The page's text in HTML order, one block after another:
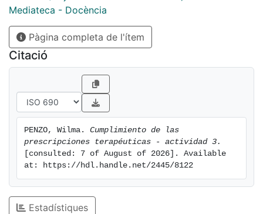
Mediateca - Docència
Pàgina completa de l'ítem
Citació
PENZO, Wilma. Cumplimiento de las
prescripciones terapéuticas - actividad 3.
[consulted: 7 of August of 2026]. Available
at: https://hdl.handle.net/2445/8122
Estadístiques